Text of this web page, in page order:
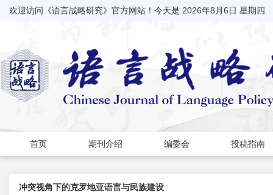
欢迎访问《语言战略研究》官方网站！今天是 2026年8月6日 星期四
首页 期刊介绍 编委会 投稿指南
冲突视角下的克罗地亚语言与民族建设